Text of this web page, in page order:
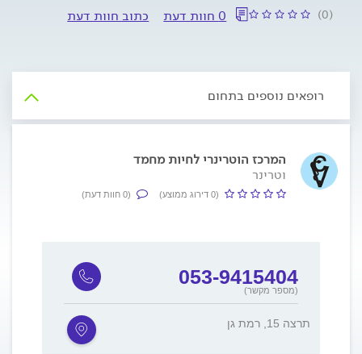
(0) 0 חוות דעת כתוב חוות דעת
רופאים נוספים בתחום
המרכז הוטרינרי לחיות מחמד
וטרינר
(0 דירוג ממוצע) (0 חוות דעת)
053-9415404
(מספר מקשר)
תרצה 15, רמת גן